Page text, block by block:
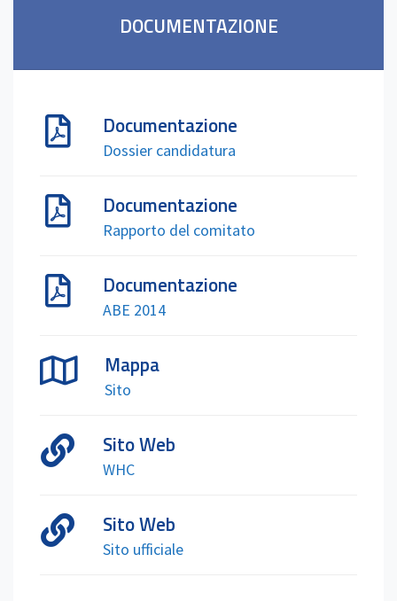
DOCUMENTAZIONE
Documentazione
Dossier candidatura
Documentazione
Rapporto del comitato
Documentazione
ABE 2014
Mappa
Sito
Sito Web
WHC
Sito Web
Sito ufficiale